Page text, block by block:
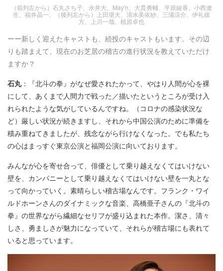
（前列左から）石丸さち子、永井大、May'n、大貫勇輔、平原綾香、小西遼
生、福井晶一、（後列左から）上田堪大、清水美依紗、三浦涼介、伊礼彼
方、上川一哉、植原卓也
ーー新しく迎えたキャストも、続投のキャストもいます。その辺
りも踏まえて、現在のお芝居の稽古の進行状況を教えていただけ
ますか？
石丸：『北斗の拳』がなぜ愛されたかって、やはり人間が心を裸
にして、あくまで人間力で戦った／描いたというところが受け入
れられたような気がしているんですね。（コロナの感染状況な
ど）厳しい状況が続きますし、それから中国公演のために準備を
積み重ねてきましたが、残念ながら行けなくなった。でも私たち
の心はまっすぐ東京公演と福岡公演に向いております。
みんなが心を寄せ合って、俳優として乗り越えなくてはいけない
壁を、カンパニーとして乗り越えなくてはいけない壁を一丸とな
って向かっていく。素晴らしい稽古場なんです。フランク・ワイ
ルドホーンさんのダイナミックな音楽、高橋亜子さんの『北斗の
拳』の世界ながら繊細なセリフが盛り込まれた本作。潔さ、清々
しさ、勇ましさが魅力になっていて、それらが稽古場にも表れて
いると思っています。